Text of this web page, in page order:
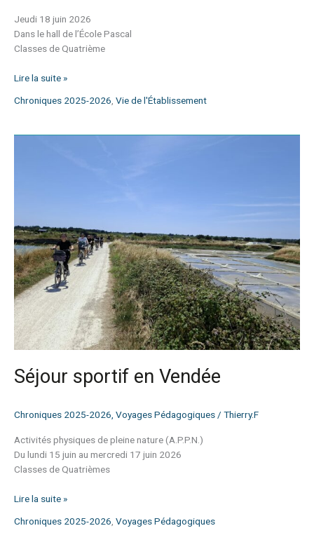
Jeudi 18 juin 2026
Dans le hall de l’École Pascal
Classes de Quatrième
Lire la suite »
Chroniques 2025-2026 Vie de l'Établissement
Séjour sportif en Vendée
Chroniques 2025-2026 Voyages Pédagogiques / Thierry.F
Activités physiques de pleine nature (A.P.P.N.)
Du lundi 15 juin au mercredi 17 juin 2026
Classes de Quatrièmes
Lire la suite »
Chroniques 2025-2026 Voyages Pédagogiques